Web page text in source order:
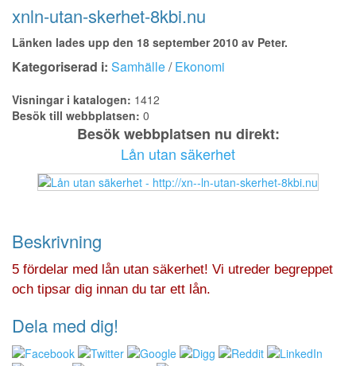
xnln-utan-skerhet-8kbi.nu
Länken lades upp den 18 september 2010 av Peter.
Kategoriserad i: Samhälle/Ekonomi
Visningar i katalogen: 1412
Besök till webbplatsen: 0
Besök webbplatsen nu direkt:
Lån utan säkerhet
Beskrivning
5 fördelar med lån utan säkerhet! Vi utreder begreppet
och tipsar dig innan du tar ett lån.
Dela med dig!